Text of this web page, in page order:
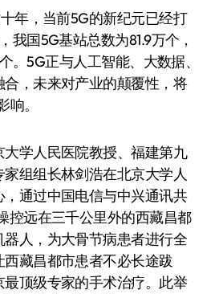
我国5G基站总数为81.9万个，
。5G正与人工智能、大数据、
，未来对产业的颠覆性，将
。
学人民医院教授、福建第九
组组长林剑浩在北京大学人
通过中国电信与中兴通讯共
控远在三千公里外的西藏昌都
人，为大骨节病患者进行全
藏昌都市患者不必长途跋
顶级专家的手术治疗。此举